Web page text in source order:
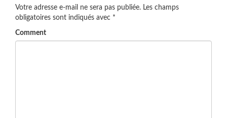
Votre adresse e-mail ne sera pas publiée. Les champs
obligatoires sont indiqués avec *
Comment